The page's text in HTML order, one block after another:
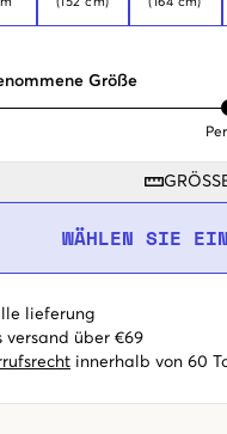
Größe
WÄHLEN SIE
lieferung
versand über €69
innerhalb von 60